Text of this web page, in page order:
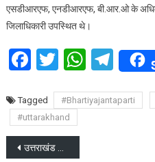
एसडीआरएफ, एनडीआरएफ, बी.आर.ओ के
जिलाधिकारी उपस्थित थे।
Facebook
Twitter
Tagged #Bhartiyajantaparti
#uttarakhand
Post
उत्तराखंड के 4 खिलाड़ियों को सीएम धामी ने 50-50 लाख के चेक दिए